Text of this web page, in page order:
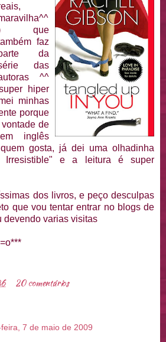
que
faz
da
das
^^
hiper
minhas
porque
de
inglês
gosta, já dei uma olhadinha
Irresistible" e a leitura é super
dos livros, e peço desculpas
que vou tentar entrar no blogs de
devendo varias visitas
20 comentários
7 de maio de 2009